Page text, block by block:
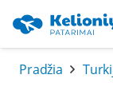
Pradžia